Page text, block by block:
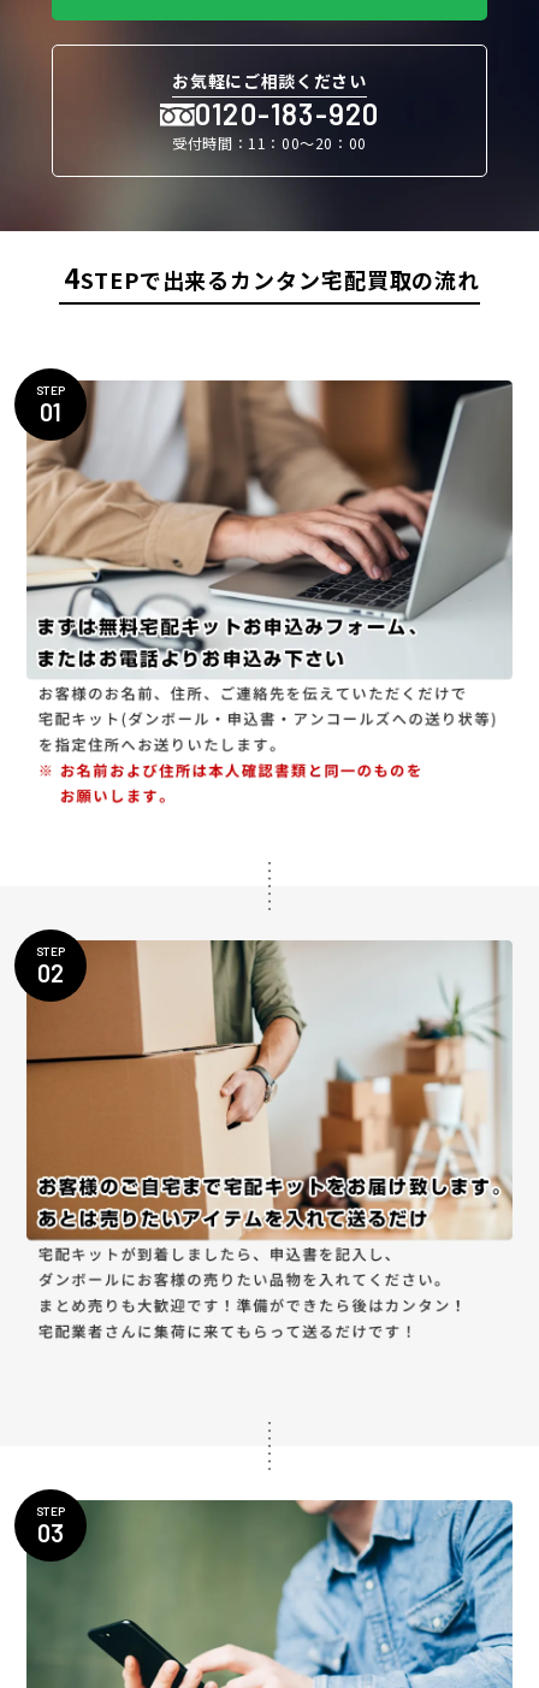
お気軽にご相談ください
0120-183-920
受付時間：11：00〜20：00
4STEPで出来るカンタン宅配買取の流れ
STEP
01
STEP
02
STEP
03